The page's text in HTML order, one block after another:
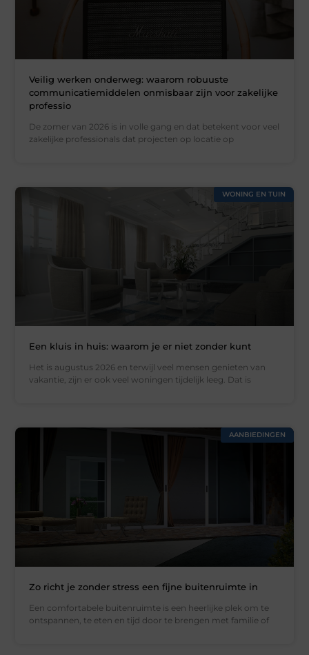
Veilig werken onderweg: waarom robuuste
communicatiemiddelen onmisbaar zijn voor zakelijke
professio
De zomer van 2026 is in volle gang en dat betekent voor veel
zakelijke professionals dat projecten op locatie op
WONING EN TUIN
Een kluis in huis: waarom je er niet zonder kunt
Het is augustus 2026 en terwijl veel mensen genieten van
vakantie, zijn er ook veel woningen tijdelijk leeg. Dat is
AANBIEDINGEN
Zo richt je zonder stress een fijne buitenruimte in
Een comfortabele buitenruimte is een heerlijke plek om te
ontspannen, te eten en tijd door te brengen met familie of